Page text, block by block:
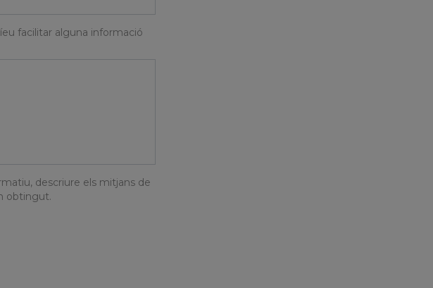
facilitar alguna informació
descriure els mitjans de
obtingut.